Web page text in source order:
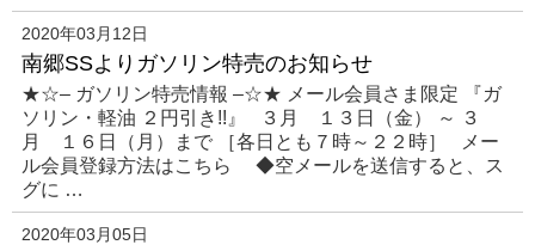
2020年03月12日
南郷SSよりガソリン特売のお知らせ
★☆– ガソリン特売情報 –☆★ メール会員さま限定 『ガ
ソリン・軽油 ２円引き!!』 ３月 １３日（金） ～ ３
月 １６日（月）まで ［各日とも７時～２２時］ メー
ル会員登録方法はこちら ◆空メールを送信すると、ス
グに …
2020年03月05日